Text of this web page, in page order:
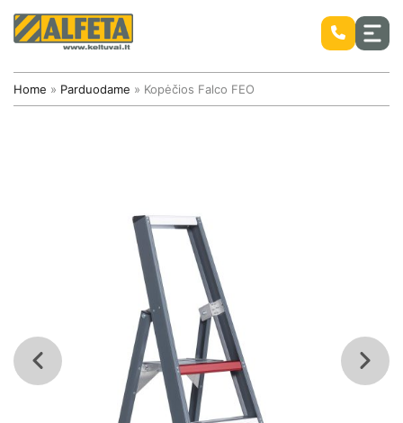
Mobilūs bokšteliai Altrex
Savaeigiai žirkliniai keltuvai
Savaeigiai alkūniniai keltuvai
Savaeigiai teleskopiniai keltuvai
Priekabos tipo keltuvai
Nauji keltuvai
Naudoti keltuvai
Aliuminiai bokšteliai ALTREX
Atsarginės keltuvų dalys
Home » Parduodame » Kopėčios Falco FEO